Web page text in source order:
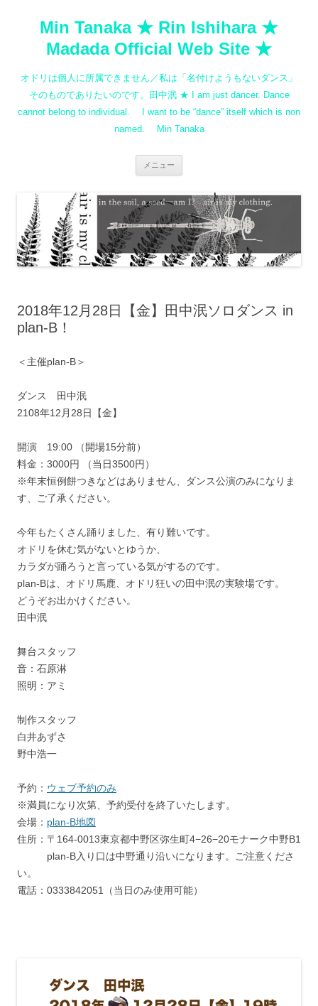
キ
ッ
Min Tanaka ★ Rin Ishihara ★
Madada Official Web Site ★
オドリは個人に所属できません／私は「名付けようもないダンス」
そのものでありたいのです。田中泯 ★ I am just dancer. Dance
cannot belong to individual. I want to be “dance” itself which is non
named. Min Tanaka
メニュー
2018年12月28日【金】田中泯ソロダンス in
plan-B！
＜主催plan-B＞
ダンス 田中泯
2108年12月28日【金】
開演 19:00 （開場15分前）
料金：3000円 （当日3500円）
※年末恒例餅つきなどはありません、ダンス公演のみになりま
す、ご了承ください。
今年もたくさん踊りました、有り難いです。
オドリを休む気がないとゆうか、
カラダが踊ろうと言っている気がするのです。
plan-Bは、オドリ馬鹿、オドリ狂いの田中泯の実験場です。
どうぞお出かけください。
田中泯
舞台スタッフ
音：石原淋
照明：アミ
制作スタッフ
白井あずさ
野中浩一
予約： ウェブ予約のみ
※満員になり次第、予約受付を終了いたします。
会場： plan-B地図
住所：〒164-0013東京都中野区弥生町4−26−20モナーク中野B1
plan-B入り口は中野通り沿いになります。ご注意くださ
い。
電話：0333842051（当日のみ使用可能）